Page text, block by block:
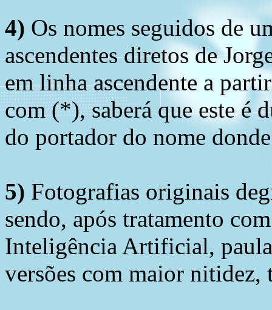
4) Os nomes seguidos de
ascendentes diretos de
em linha ascendente a
com (*), saberá que este é
do portador do nome
5) Fotografias originais
sendo, após tratamento
Inteligência Artificial,
versões com maior nitidez,